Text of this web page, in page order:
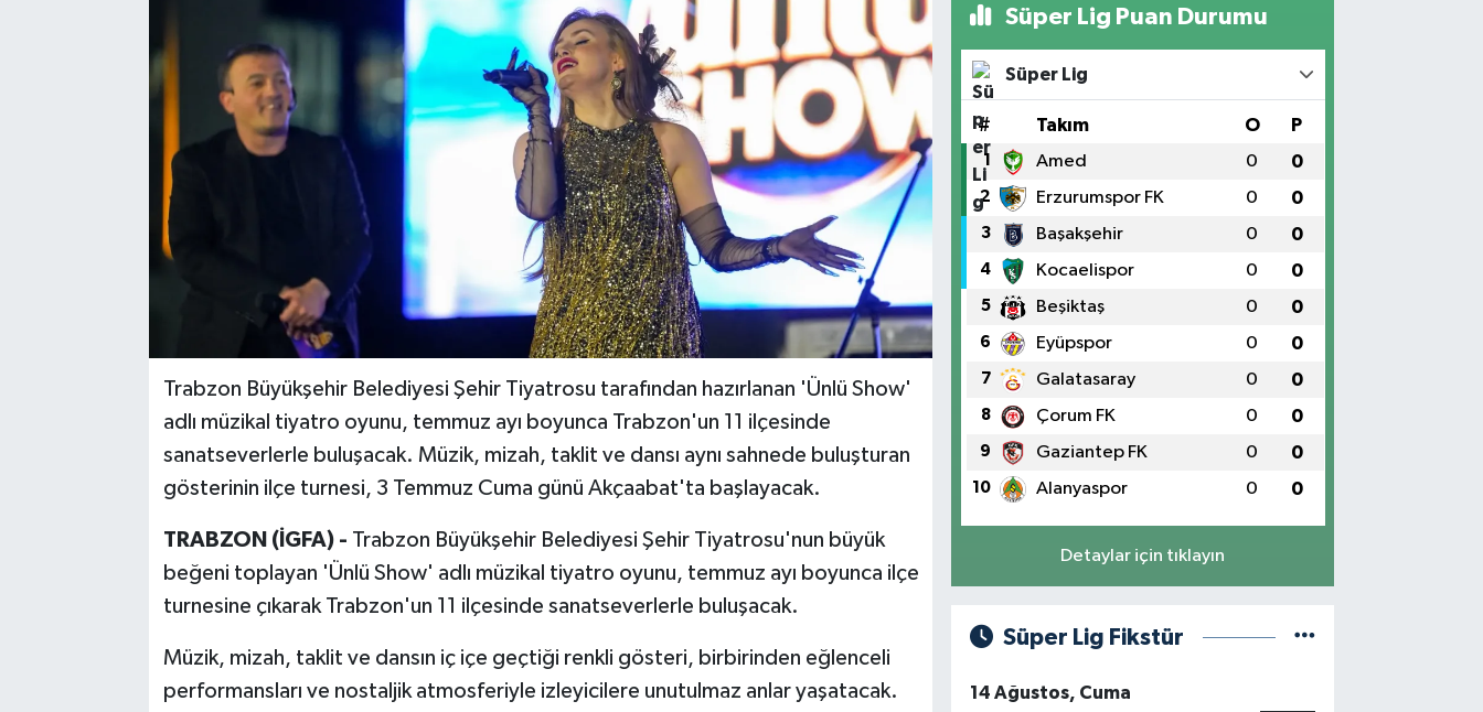
Trabzon Büyükşehir Belediyesi Şehir Tiyatrosu tarafından hazırlanan 'Ünlü Show'
adlı müzikal tiyatro oyunu, temmuz ayı boyunca Trabzon'un 11 ilçesinde
sanatseverlerle buluşacak. Müzik, mizah, taklit ve dansı aynı sahnede buluşturan
gösterinin ilçe turnesi, 3 Temmuz Cuma günü Akçaabat'ta başlayacak.
TRABZON (İGFA) - Trabzon Büyükşehir Belediyesi Şehir Tiyatrosu'nun büyük
beğeni toplayan 'Ünlü Show' adlı müzikal tiyatro oyunu, temmuz ayı boyunca ilçe
turnesine çıkarak Trabzon'un 11 ilçesinde sanatseverlerle buluşacak.
Müzik, mizah, taklit ve dansın iç içe geçtiği renkli gösteri, birbirinden eğlenceli
performansları ve nostaljik atmosferiyle izleyicilere unutulmaz anlar yaşatacak.
Süper Lig Puan Durumu
Süper Lig
# Takım O P
1 Amed 0 0
2 Erzurumspor FK 0 0
3 Başakşehir 0 0
4 Kocaelispor 0 0
5 Beşiktaş 0 0
6 Eyüpspor 0 0
7 Galatasaray 0 0
8 Çorum FK 0 0
9 Gaziantep FK 0 0
10 Alanyaspor 0 0
Detaylar için tıklayın
Süper Lig Fikstür
14 Ağustos, Cuma